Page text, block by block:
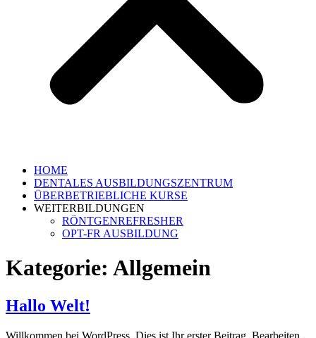
HOME
DENTALES AUSBILDUNGSZENTRUM
ÜBERBETRIEBLICHE KURSE
WEITERBILDUNGEN
RÖNTGENREFRESHER
OPT-FR AUSBILDUNG
Kategorie: Allgemein
Hallo Welt!
Willkommen bei WordPress. Dies ist Ihr erster Beitrag. Bearbeiten